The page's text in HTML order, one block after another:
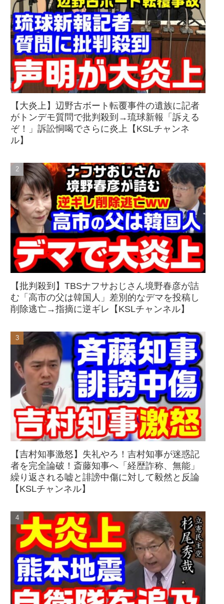
【大炎上】辺野古ボート転覆事件の遺族に記者
がトンデモ質問で批判殺到→琉球新報「訴える
ぞ！」訴訟恫喝でさらに炎上【KSLチャンネ
ル】
【批判殺到】TBSナフサおじさん境野春彦が詰
む「高市の父は韓国人」差別的なデマを投稿し
削除逃亡→指摘に逆ギレ【KSLチャンネル】
【吉村知事激怒】失礼やろ！吉村知事が迷惑記
者を完全論破！斎藤知事へ「経歴詐称、無能」
繰り返される嘘と誹謗中傷に対して毅然と反論
【KSLチャンネル】